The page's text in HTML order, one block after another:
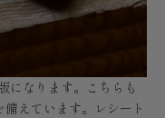
なります。こちらも
えています。レシート